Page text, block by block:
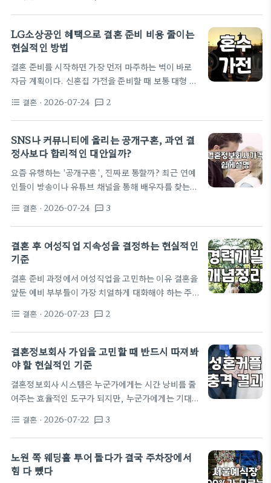
는 체감 혜택은 분명하지만 그만큼 따져야 할 항목도
많다. 무작정 매장으로 달려가기 전에 어떤 전략을 세
워야 현명한 소비가 가능한지 살펴볼 필요가 있다. 품
목 구성과 예산 배분의 우선순위 정하기 많은 예비 부
인업으로 채우려는 태도다. 삼성전자혼수 품목 중 냉
장고나 세탁기는 하루라도 없으면 일상이 무너지는 필
수재지만 로봇청소기나 건조기는 선택의 영역에 가깝
LG소상공인 혜택으로 결혼 준비 비용 줄이는
현실적인 방법
결혼 준비를 시작하면 가장 먼저 마주하는 벽이 바로
자금 계획이다. 신혼집 가전을 준비할 때 보통 대형 쇼
용 프로그램을 활용하면 의외의 돌파구가 생긴다. 사
업자 등록증을 가진 예비부부라면 B2B 채널을 통해
일반 소비자 가격보다 낮은 공급가로 가전 패키지를
구성할 수 있기 때문이다. 혼수 가전은 한두 품목이 아
역이라 소소한 할인율 차이가 결국 큰 금액의 절감으
로 이어진다. 왜 일반 매장보다 기업용 프로그램이 유
리한가 많은 예비부부가 백화점 오픈 행사나 대형 가
format_list_bulleted 결혼 · 2026-07-24 textsms 2
SNS나 커뮤니티에 올리는 공개구혼, 과연 결
정사보다 합리적인 대안일까?
요즘 유행하는 '공개구혼', 진짜로 통할까? 최근 연예
인들이 방송이나 유튜브 채널을 통해 배우자를 찾는
스윙스가 정관 복원 수술을 언급하며 아이 엄마를 찾
는다고 적극적으로 밝히거나, 전국노래자랑 같은 대
중적인 프로그램에서 일반인 참가자가 시원하게 인연
을 찾는 모습 등이 대표적이죠. 이러한 대중 매체의 노
도 차라리 블라인드나 인스타그램에 솔직하게 내 스펙
이랑 가치관을 올리고 인연을 찾아볼까?" 하는 고민
을 토로하는 이들이 부쩍 늘었습니다. 결혼정보회사
format_list_bulleted 결혼 · 2026-07-24 textsms 3
결혼 후 여성직업 지속성을 결정하는 현실적인
기준
결혼 준비 과정에서 여성직업을 고민하는 이유 결혼을
앞둔 예비 부부들이 가장 치열하게 대화해야 하는 주
여부다. 과거와 달리 맞벌이가 선택이 아닌 필수라는
인식이 자리 잡았지만 막상 식장을 예약하고 가전제품
을 고르는 과정에서 본인의 커리어를 어떻게 이어갈지
에 대한 구체적인 계획은 뒷전으로 밀리기 일쑤다. 현
이후 10년 뒤의 일상이다. 신혼집 위치나 예산만큼이
나 본인이 어떤 형태의 노동을 지속할 수 있을지 고민
하는 과정이 생략된다면 갈등은 불 보듯 뻔하다. 실제
format_list_bulleted 결혼 · 2026-07-23 textsms 2
결혼정보회사 가입을 고민할 때 반드시 따져봐
야 할 현실적인 기준
결혼정보회사 시스템은 누군가에게는 시간 낭비를 줄
여주는 효율적인 도구가 되지만, 누군가에게는 기대
도 한다. 30대 중반을 넘어선 직장인들에게 결혼은 이
제 감정의 영역을 넘어 일종의 프로젝트 관리가 되었
다. 단순히 누군가를 만나는 것 이상으로 내가 원하는
조건과 상대가 원하는 조건 사이의 간극을 좁히는 것
format_list_bulleted 결혼 · 2026-07-22 textsms 3
노원 쪽 웨딩홀 투어 돌다가 결국 주차장에서
힘 다 뺐다